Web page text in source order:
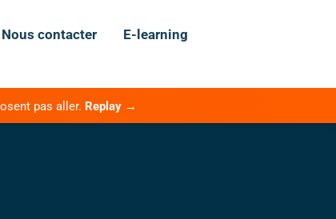
Nous contacter E-learning
pas aller. Replay →